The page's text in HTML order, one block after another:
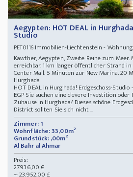
Aegypten: HOT DEAL in
Studio
PET0116Immobilien-Liechtenstein - Wohnung
Kawther, Aegypten, Zweite Reihe zum
erreichbar. 1 km langer öffentlicher Strand
Center Mall. 5 Minuten zur New Marina. 20
Hurghada
HOT DEAL in Hurghada! Erdgeschoss-Studio
EGP Sie suchen eine clevere Investition
Zuhause in Hurghada? Dieses schöne
District sollten Sie sich nicht ...
Zimmer: 1
Wohnfläche: 33,00m²
Grundstück: ,00m²
Al Bahr al Ahmar
Preis:
27.936,00 €
~ 23.952,00 £